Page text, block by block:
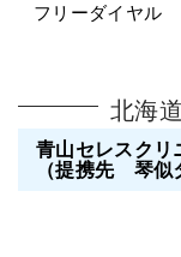
フリーダイヤル
北海
青山セレスクリ
（提携先 琴似